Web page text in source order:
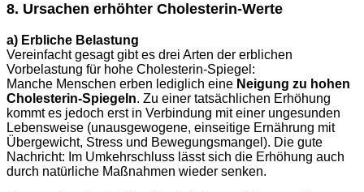
8. Ursachen erhöhter Cholesterin-Werte
a) Erbliche Belastung
Vereinfacht gesagt gibt es drei Arten der erblichen
Vorbelastung für hohe Cholesterin-Spiegel:
Manche Menschen erben lediglich eine Neigung zu hohen
Cholesterin-Spiegeln. Zu einer tatsächlichen Erhöhung
kommt es jedoch erst in Verbindung mit einer ungesunden
Lebensweise (unausgewogene, einseitige Ernährung mit
Übergewicht, Stress und Bewegungsmangel). Die gute
Nachricht: Im Umkehrschluss lässt sich die Erhöhung auch
durch natürliche Maßnahmen wieder senken.